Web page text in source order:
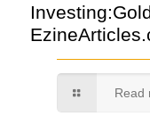
Read